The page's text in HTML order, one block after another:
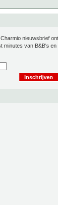
nieuwsbrief
minutes van B&B's en